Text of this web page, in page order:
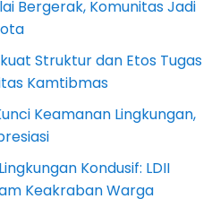
Bergerak, Komunitas Jadi
Struktur dan Etos Tugas
Kamtibmas
Keamanan Lingkungan,
Kondusif: LDII
Keakraban Warga